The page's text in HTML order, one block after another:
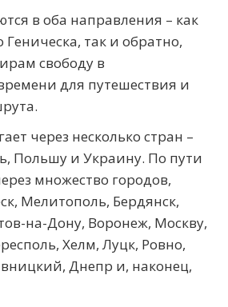
в оба направления – как
так и обратно,
свободу в
для путешествия и
через несколько стран –
Польшу и Украину. По пути
множество городов,
Мелитополь, Бердянск,
на-Дону, Воронеж, Москву,
Хелм, Луцк, Ровно,
Днепр и, наконец,